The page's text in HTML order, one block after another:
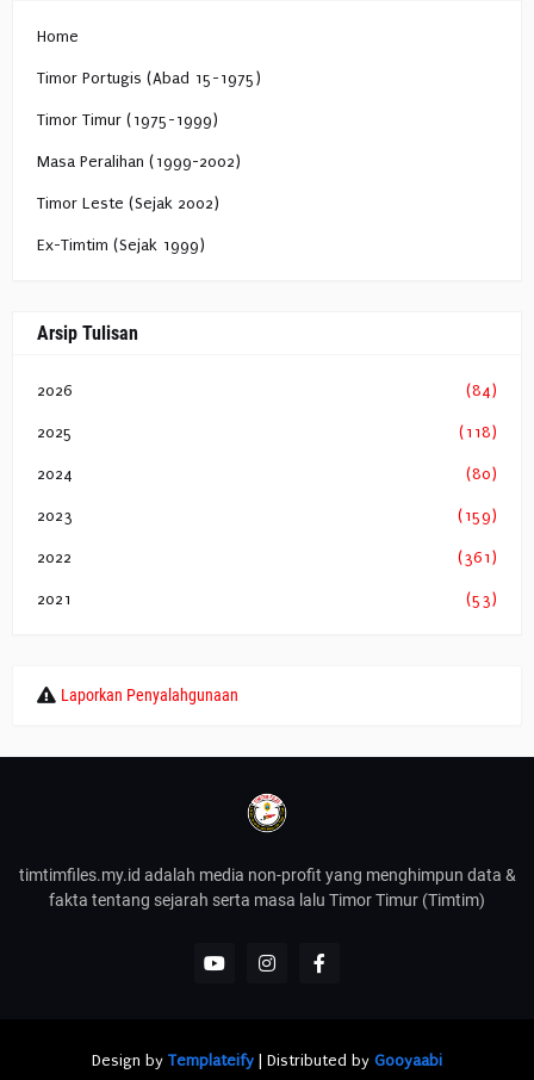
Home
Timor Portugis (Abad 15-1975)
Timor Timur (1975-1999)
Masa Peralihan (1999-2002)
Timor Leste (Sejak 2002)
Ex-Timtim (Sejak 1999)
Arsip Tulisan
2026 (84)
2025 (118)
2024 (80)
2023 (159)
2022 (361)
2021 (53)
Laporkan Penyalahgunaan
timtimfiles.my.id adalah media non-profit yang menghimpun data &
fakta tentang sejarah serta masa lalu Timor Timur (Timtim)
Design by Templateify | Distributed by Gooyaabi